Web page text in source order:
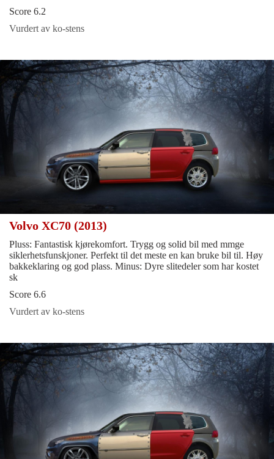
Score 6.2
Vurdert av ko-stens
Volvo XC70 (2013)
Pluss: Fantastisk kjørekomfort. Trygg og solid bil med mmge
siklerhetsfunskjoner. Perfekt til det meste en kan bruke bil til. Høy
bakkeklaring og god plass. Minus: Dyre slitedeler som har kostet
sk
Score 6.6
Vurdert av ko-stens